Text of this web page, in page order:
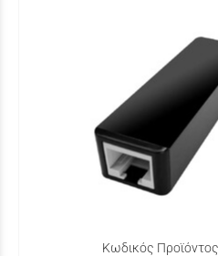
Κωδικός